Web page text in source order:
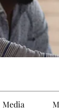
Media